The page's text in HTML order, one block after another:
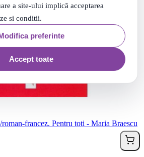
a site-ului implică acceptarea
si conditii.
preferinte
Accept toate
francez. Pentru toti - Maria Braescu